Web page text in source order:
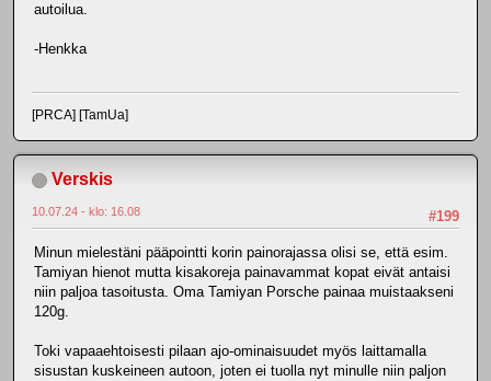
autoilua.
-Henkka
[PRCA] [TamUa]
Verskis
#199
10.07.24 - klo: 16.08
Minun mielestäni pääpointti korin painorajassa olisi se, että esim.
Tamiyan hienot mutta kisakoreja painavammat kopat eivät antaisi
niin paljoa tasoitusta. Oma Tamiyan Porsche painaa muistaakseni
120g.
Toki vapaaehtoisesti pilaan ajo-ominaisuudet myös laittamalla
sisustan kuskeineen autoon, joten ei tuolla nyt minulle niin paljon